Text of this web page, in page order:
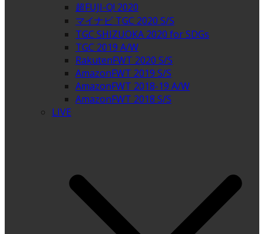
超FUJI-Q! 2020
マイナビ TGC 2020 S/S
TGC SHIZUOKA 2020 for SDGs
TGC 2019 A/W
RakutenFWT 2020 S/S
AmazonFWT 2019 S/S
AmazonFWT 2018-19 A/W
AmazonFWT 2018 S/S
LIVE